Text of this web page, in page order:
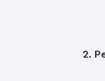
2.